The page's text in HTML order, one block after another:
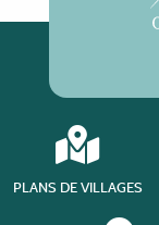
PLANS DE VILLAGES